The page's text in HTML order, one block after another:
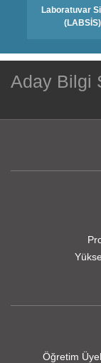
Laboratuvar
(LABSİS)
Aday Bilgi
Öğretim